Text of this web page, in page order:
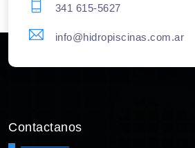
341 615-5627
info@hidropiscinas.com.ar
Contactanos